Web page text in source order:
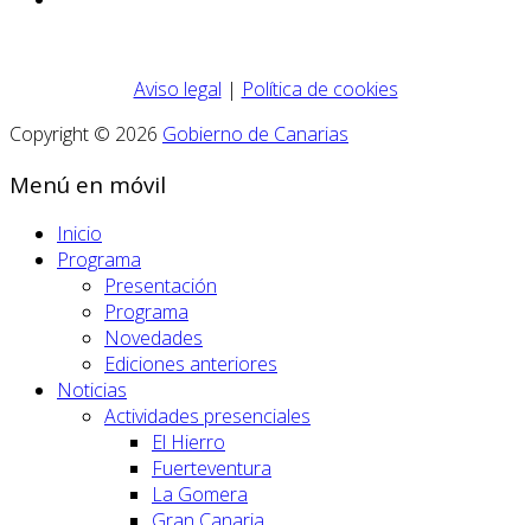
Aviso legal | Política de cookies
Copyright © 2026 Gobierno de Canarias
Menú en móvil
Inicio
Programa
Presentación
Programa
Novedades
Ediciones anteriores
Noticias
Actividades presenciales
El Hierro
Fuerteventura
La Gomera